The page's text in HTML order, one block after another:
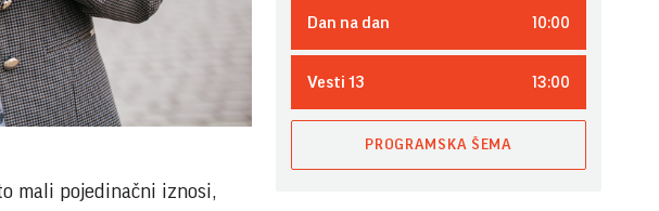
mali pojedinačni iznosi,
Dan na dan 10:00
Vesti 13 13:00
PROGRAMSKA ŠEMA